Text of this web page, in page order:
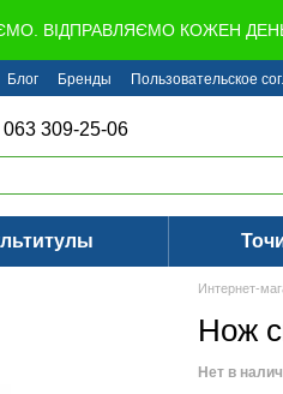
ВІДПРАВЛЯЄМО КОЖЕН
Блог Бренды Пользовательское
063 309-25-06
Интернет-
Нож
Нет в